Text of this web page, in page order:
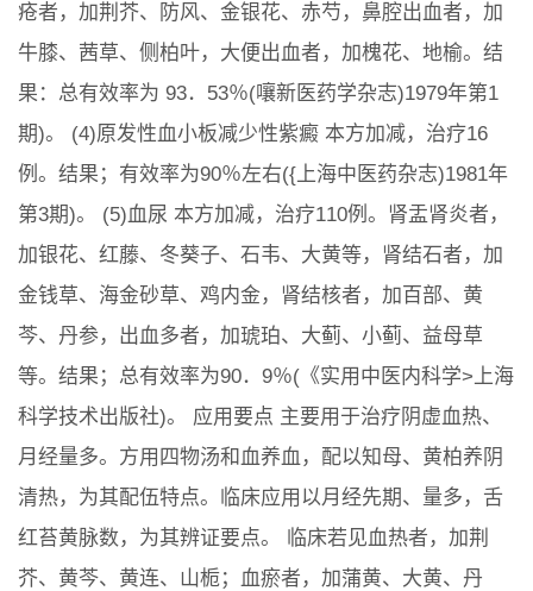
疮者，加荆芥、防风、金银花、赤芍，鼻腔出血者，加
牛膝、茜草、侧柏叶，大便出血者，加槐花、地榆。结
果：总有效率为 93．53％(嚷新医药学杂志)1979年第1
期)。 (4)原发性血小板减少性紫癜 本方加减，治疗16
例。结果；有效率为90％左右({上海中医药杂志)1981年
第3期)。 (5)血尿 本方加减，治疗110例。肾盂肾炎者，
加银花、红藤、冬葵子、石韦、大黄等，肾结石者，加
金钱草、海金砂草、鸡内金，肾结核者，加百部、黄
芩、丹参，出血多者，加琥珀、大蓟、小蓟、益母草
等。结果；总有效率为90．9％(《实用中医内科学>上海
科学技术出版社)。 应用要点 主要用于治疗阴虚血热、
月经量多。方用四物汤和血养血，配以知母、黄柏养阴
清热，为其配伍特点。临床应用以月经先期、量多，舌
红苔黄脉数，为其辨证要点。 临床若见血热者，加荆
芥、黄芩、黄连、山栀；血瘀者，加蒲黄、大黄、丹